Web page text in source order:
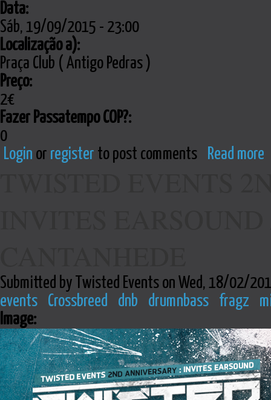
Data:
Sáb, 19/09/2015 - 23:00
Localização a):
Praça Club ( Antigo Pedras )
Preço:
2€
Fazer Passatempo COP?:
0
Login or register to post comments Read more
Submitted by Twisted Events on Wed, 18/02/
events
Crossbreed dnb drumnbass fragz
Image: